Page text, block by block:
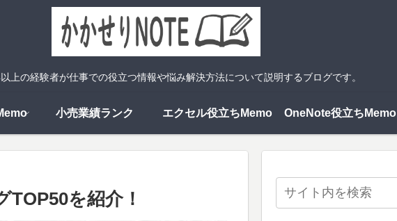
上の経験者が仕事での役立つ情報や悩み解決方法について説明するブログです。
小売業績ランク エクセル役立ちMemo OneNote役立ちMemo
を紹介！